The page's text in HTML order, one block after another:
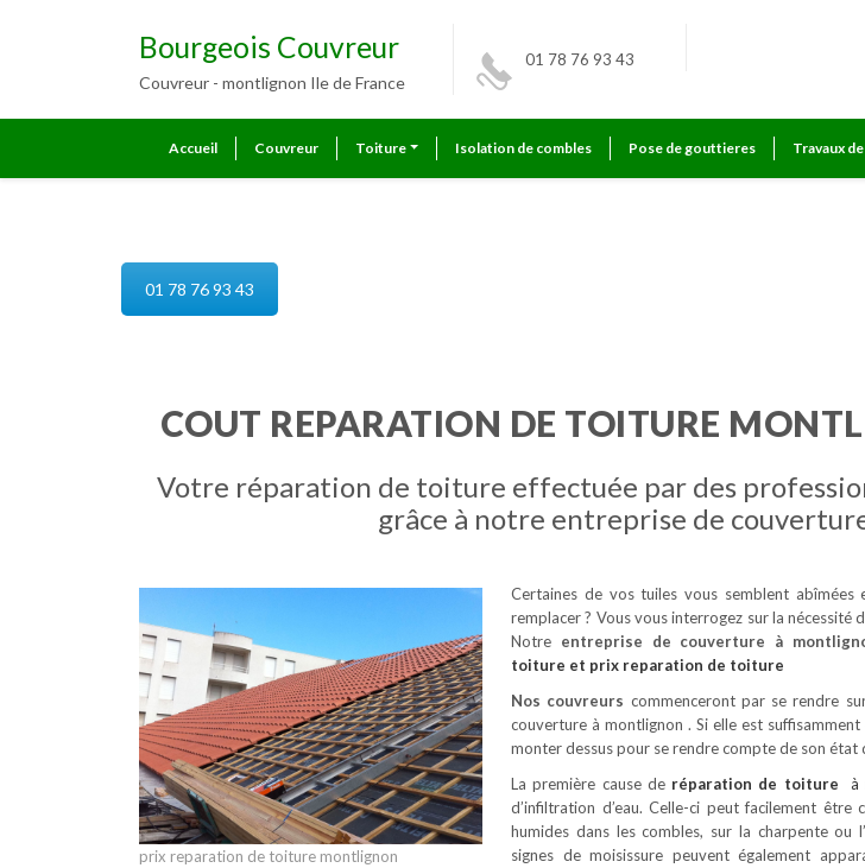
Bourgeois Couvreur
Couvreur - montlignon Ile de France
01 78 76 93 43
Accueil Couvreur Toiture Isolation de combles Pose de gouttieres Travaux
01 78 76 93 43
COUT REPARATION DE TOITURE
Votre réparation de toiture effectuée par des
grâce à notre entreprise de
prix reparation de toiture montlignon
Certaines de vos tuiles vous semblent abîmées
remplacer ? Vous vous interrogez sur la nécessité
Notre entreprise de couverture à
toiture et prix reparation de toiture
Nos couvreurs commenceront par se rendre
couverture à montlignon . Si elle est
monter dessus pour se rendre compte de son état
La première cause deréparation de toiture à
d’infiltration d’eau. Celle-ci peut facilement
humides dans les combles, sur la charpente ou
signes de moisissure peuvent également